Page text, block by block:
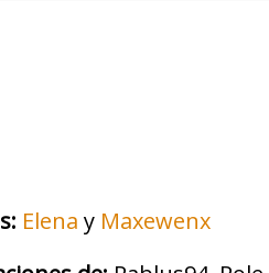
Elena y Maxewenx